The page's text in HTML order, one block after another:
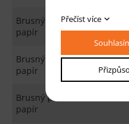
Brusný pás 1010x1900 P 80
papír
Brusný pás 1010x1900
papír
Brusný pás 1010x1900 P120
papír
Přečíst více